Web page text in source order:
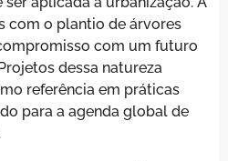
com o plantio de árvores
com um futuro
dessa natureza
referência em práticas
para a agenda global de